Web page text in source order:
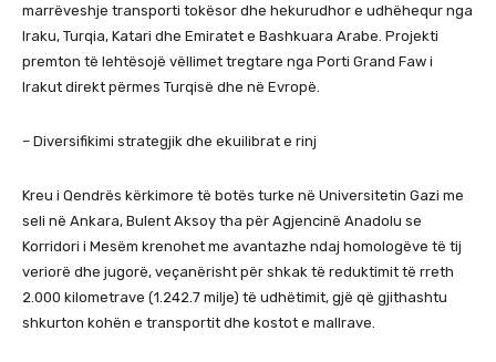
marrëveshje transporti tokësor dhe hekurudhor e udhëhequr nga
Iraku, Turqia, Katari dhe Emiratet e Bashkuara Arabe. Projekti
premton të lehtësojë vëllimet tregtare nga Porti Grand Faw i
Irakut direkt përmes Turqisë dhe në Evropë.
– Diversifikimi strategjik dhe ekuilibrat e rinj
Kreu i Qendrës kërkimore të botës turke në Universitetin Gazi me
seli në Ankara, Bulent Aksoy tha për Agjencinë Anadolu se
Korridori i Mesëm krenohet me avantazhe ndaj homologëve të tij
veriorë dhe jugorë, veçanërisht për shkak të reduktimit të rreth
2.000 kilometrave (1.242.7 milje) të udhëtimit, gjë që gjithashtu
shkurton kohën e transportit dhe kostot e mallrave.